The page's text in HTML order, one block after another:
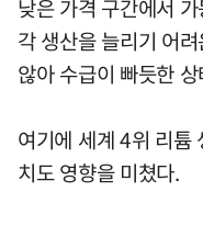
낮은 가격 구간에서
각 생산을 늘리기 어
않아 수급이 빠듯한
여기에 세계 4위 리튬
치도 영향을 미쳤다.